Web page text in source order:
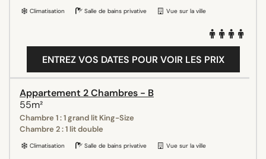
Climatisation Salle de bains privative Vue sur la ville
ENTREZ VOS DATES POUR VOIR LES PRIX
Appartement 2 Chambres - B
55m²
Chambre 1 : 1 grand lit King-Size
Chambre 2 : 1 lit double
Climatisation Salle de bains privative Vue sur la ville